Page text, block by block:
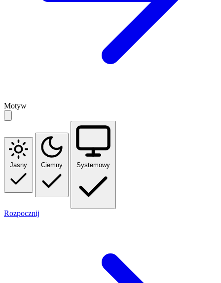
Motyw
Jasny Ciemny Systemowy
Rozpocznij